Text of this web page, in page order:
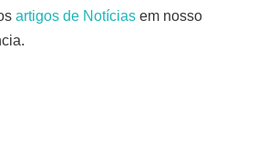
artigos de Notícias em nosso